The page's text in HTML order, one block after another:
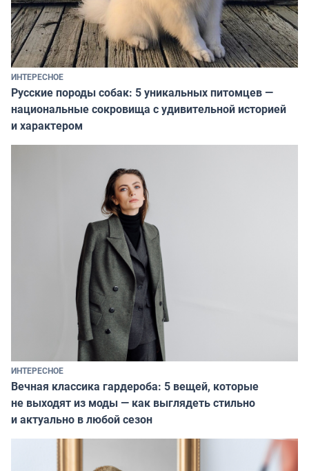
ИНТЕРЕСНОЕ
Русские породы собак: 5 уникальных питомцев —
национальные сокровища с удивительной историей
и характером
ИНТЕРЕСНОЕ
Вечная классика гардероба: 5 вещей, которые
не выходят из моды — как выглядеть стильно
и актуально в любой сезон